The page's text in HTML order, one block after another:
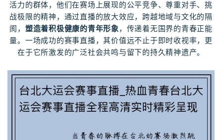
活力的群体，他们在赛场上展现的公平竞争、尊重对手、挑
战极限的精神，通过直播的放大效应，跨越地域与文化的隔
阂， 塑造着积极健康的青年形象，传递着无国界的青春正能
量。一场成功的赛事直播，其价值远不止于即时收视率，更
在于它所激发的广泛社会共鸣与留下的持久精神遗产。